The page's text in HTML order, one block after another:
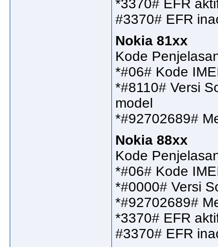
*3370# EFR
#3370# EFR
Nokia 81xx
Kode
*#06# Kode
*#8110# Versi
model
*#92702689#
Nokia 88xx
Kode
*#06# Kode
*#0000# Versi
*#92702689#
*3370# EFR
#3370# EFR